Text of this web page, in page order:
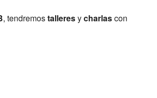
, tendremostalleresycharlascon